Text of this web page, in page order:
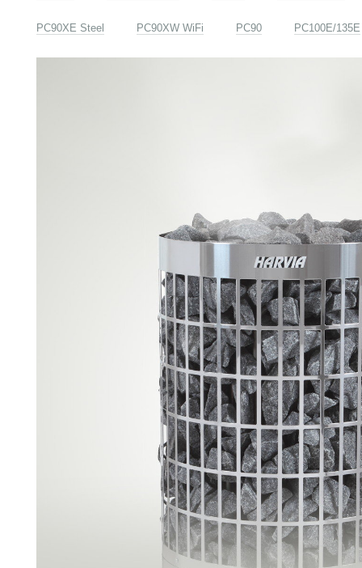
PC90XE Steel PC90XW WiFi PC90 PС100E/135E